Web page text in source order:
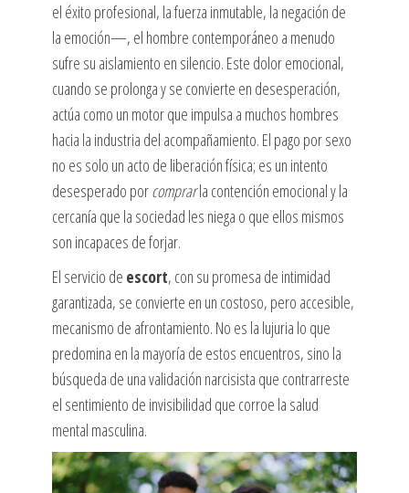
el éxito profesional, la fuerza inmutable, la negación de
la emoción—, el hombre contemporáneo a menudo
sufre su aislamiento en silencio. Este dolor emocional,
cuando se prolonga y se convierte en desesperación,
actúa como un motor que impulsa a muchos hombres
hacia la industria del acompañamiento. El pago por sexo
no es solo un acto de liberación física; es un intento
desesperado porcomprarla contención emocional y la
cercanía que la sociedad les niega o que ellos mismos
son incapaces de forjar.
El servicio de escort, con su promesa de intimidad
garantizada, se convierte en un costoso, pero accesible,
mecanismo de afrontamiento. No es la lujuria lo que
predomina en la mayoría de estos encuentros, sino la
búsqueda de una validación narcisista que contrarreste
el sentimiento de invisibilidad que corroe la salud
mental masculina.